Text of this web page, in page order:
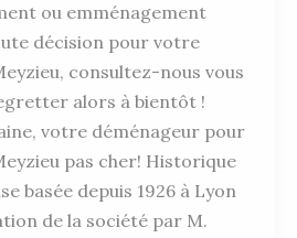
ou emménagement
décision pour votre
consultez-nous vous
alors à bientôt !
votre déménageur pour
pas cher! Historique
basée depuis 1926 à Lyon
de la société par M.